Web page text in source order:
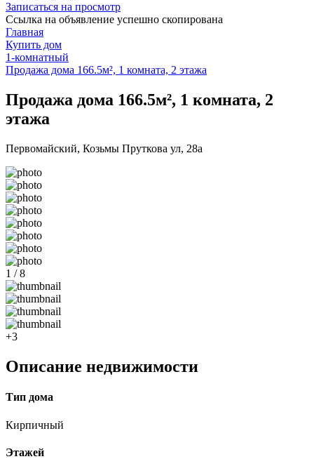
Записаться на просмотр
Ссылка на объявление успешно скопирована
Главная
Купить дом
1-комнатный
Продажа дома 166.5м², 1 комната, 2 этажа
Продажа дома 166.5м², 1 комната, 2
этажа
Первомайский, Козьмы Пруткова ул, 28а
1 / 8
+3
Описание недвижимости
Тип дома
Кирпичный
Этажей